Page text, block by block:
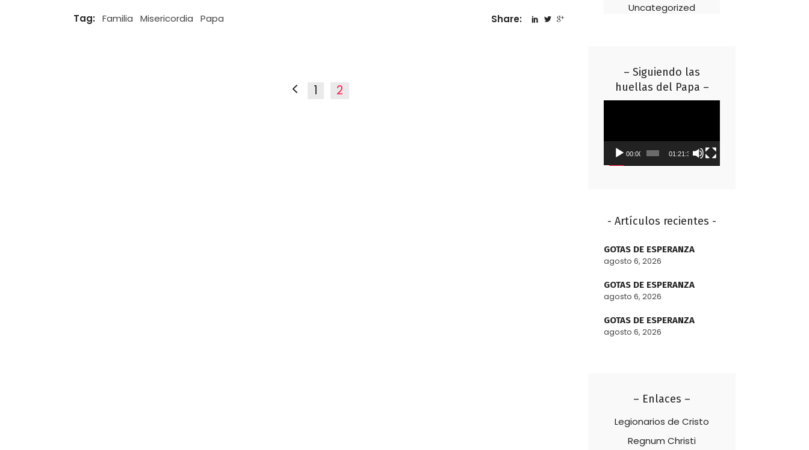
Tag: Familia Misericordia Papa Share:
1 2
Uncategorized
– Siguiendo las
huellas del Papa –
00:00 01:21:37
- Artículos recientes -
GOTAS DE ESPERANZA
agosto 6, 2026
GOTAS DE ESPERANZA
agosto 6, 2026
GOTAS DE ESPERANZA
agosto 6, 2026
– Enlaces –
Legionarios de Cristo
Regnum Christi